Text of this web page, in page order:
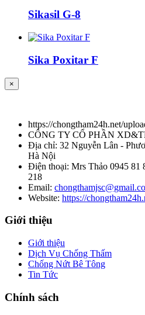
Sikasil G-8
Sika Poxitar F
×
https://chongtham24h.net/
CÔNG TY CỔ PHẦN
Địa chỉ: 32 Nguyễn Lân -
Hà Nội
Điện thoại: Mrs Thảo 0945 81
218
Email:
Website: https://
Giới thiệu
Giới thiệu
Dịch Vụ Chống Thấm
Chống Nứt Bê Tông
Tin Tức
Chính sách